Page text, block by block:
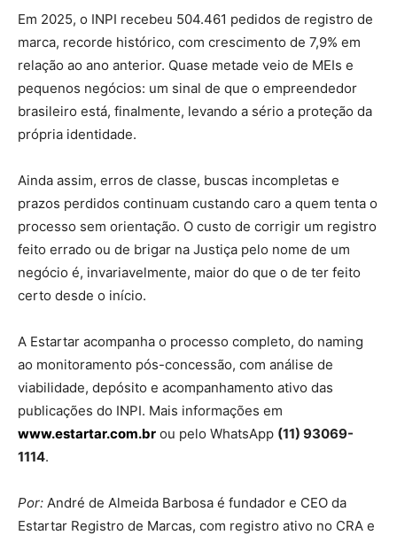
Em 2025, o INPI recebeu 504.461 pedidos de registro de
marca, recorde histórico, com crescimento de 7,9% em
relação ao ano anterior. Quase metade veio de MEIs e
pequenos negócios: um sinal de que o empreendedor
brasileiro está, finalmente, levando a sério a proteção da
própria identidade.
Ainda assim, erros de classe, buscas incompletas e
prazos perdidos continuam custando caro a quem tenta o
processo sem orientação. O custo de corrigir um registro
feito errado ou de brigar na Justiça pelo nome de um
negócio é, invariavelmente, maior do que o de ter feito
certo desde o início.
A Estartar acompanha o processo completo, do naming
ao monitoramento pós-concessão, com análise de
viabilidade, depósito e acompanhamento ativo das
publicações do INPI. Mais informações em
www.estartar.com.br ou pelo WhatsApp (11) 93069-
1114.
Por: André de Almeida Barbosa é fundador e CEO da
Estartar Registro de Marcas, com registro ativo no CRA e